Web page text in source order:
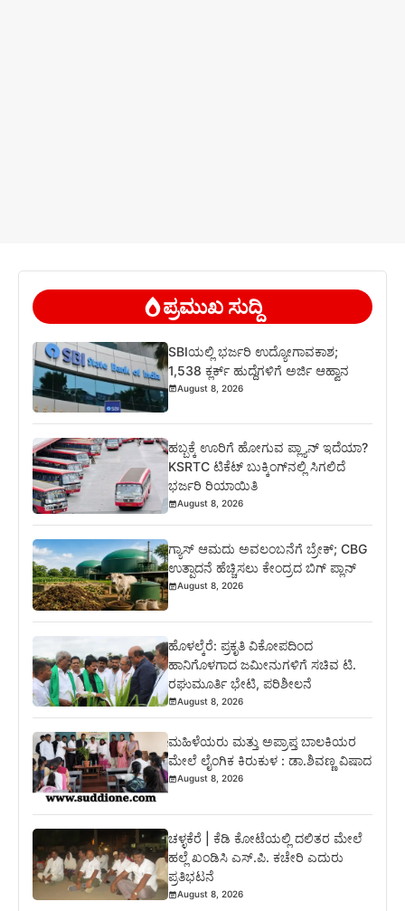
ಪ್ರಮುಖ ಸುದ್ದಿ
SBIಯಲ್ಲಿ ಭರ್ಜರಿ ಉದ್ಯೋಗಾವಕಾಶ;
1,538 ಕ್ಲರ್ಕ್ ಹುದ್ದೆಗಳಿಗೆ ಅರ್ಜಿ ಆಹ್ವಾನ
August 8, 2026
ಹಬ್ಬಕ್ಕೆ ಊರಿಗೆ ಹೋಗುವ ಪ್ಲ್ಯಾನ್ ಇದೆಯಾ?
KSRTC ಟಿಕೆಟ್ ಬುಕ್ಕಿಂಗ್‌ನಲ್ಲಿ ಸಿಗಲಿದೆ
ಭರ್ಜರಿ ರಿಯಾಯಿತಿ
August 8, 2026
ಗ್ಯಾಸ್ ಆಮದು ಅವಲಂಬನೆಗೆ ಬ್ರೇಕ್; CBG
ಉತ್ಪಾದನೆ ಹೆಚ್ಚಿಸಲು ಕೇಂದ್ರದ ಬಿಗ್ ಪ್ಲಾನ್
August 8, 2026
ಹೊಳಲ್ಕೆರೆ: ಪ್ರಕೃತಿ ವಿಕೋಪದಿಂದ
ಹಾನಿಗೊಳಗಾದ ಜಮೀನುಗಳಿಗೆ ಸಚಿವ ಟಿ.
ರಘುಮೂರ್ತಿ ಭೇಟಿ, ಪರಿಶೀಲನೆ
August 8, 2026
ಮಹಿಳೆಯರು ಮತ್ತು ಅಪ್ರಾಪ್ತ ಬಾಲಕಿಯರ
ಮೇಲೆ ಲೈಂಗಿಕ ಕಿರುಕುಳ : ಡಾ.ಶಿವಣ್ಣ ವಿಷಾದ
August 8, 2026
ಚಳ್ಳಕೆರೆ | ಕೆಡಿ ಕೋಟೆಯಲ್ಲಿ ದಲಿತರ ಮೇಲೆ
ಹಲ್ಲೆ ಖಂಡಿಸಿ ಎಸ್.ಪಿ. ಕಚೇರಿ ಎದುರು
ಪ್ರತಿಭಟನೆ
August 8, 2026